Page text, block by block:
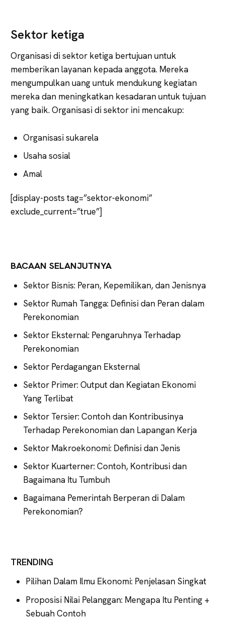
Sektor ketiga
Organisasi di sektor ketiga bertujuan untuk
memberikan layanan kepada anggota. Mereka
mengumpulkan uang untuk mendukung kegiatan
mereka dan meningkatkan kesadaran untuk tujuan
yang baik. Organisasi di sektor ini mencakup:
Organisasi sukarela
Usaha sosial
Amal
[display-posts tag=”sektor-ekonomi”
exclude_current=”true”]
BACAAN SELANJUTNYA
Sektor Bisnis: Peran, Kepemilikan, dan Jenisnya
Sektor Rumah Tangga: Definisi dan Peran dalam
Perekonomian
Sektor Eksternal: Pengaruhnya Terhadap
Perekonomian
Sektor Perdagangan Eksternal
Sektor Primer: Output dan Kegiatan Ekonomi
Yang Terlibat
Sektor Tersier: Contoh dan Kontribusinya
Terhadap Perekonomian dan Lapangan Kerja
Sektor Makroekonomi: Definisi dan Jenis
Sektor Kuarterner: Contoh, Kontribusi dan
Bagaimana Itu Tumbuh
Bagaimana Pemerintah Berperan di Dalam
Perekonomian?
TRENDING
Pilihan Dalam Ilmu Ekonomi: Penjelasan Singkat
Proposisi Nilai Pelanggan: Mengapa Itu Penting +
Sebuah Contoh